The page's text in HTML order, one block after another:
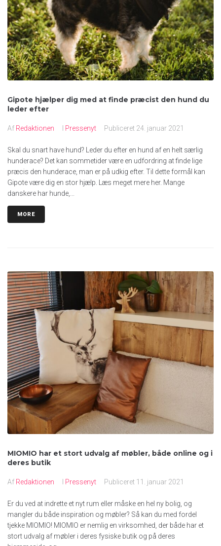
Gipote hjælper dig med at finde præcist den hund du
leder efter
Af Redaktionen I Pressenyt Publiceret 24. januar 2021
Skal du snart have hund? Leder du efter en hund af en helt særlig
hunderace? Det kan sommetider være en udfordring at finde lige
præcis den hunderace, man er på udkig efter. Til dette formål kan
Gipote være dig en stor hjælp. Læs meget mere her. Mange
danskere har hunde,...
MORE
MIOMIO har et stort udvalg af møbler, både online og i
deres butik
Af Redaktionen I Pressenyt Publiceret 11. januar 2021
Er du ved at indrette et nyt rum eller måske en hel ny bolig, og
mangler du både inspiration og møbler? Så kan du med fordel
tjekke MIOMIO! MIOMIO er nemlig en virksomhed, der både har et
stort udvalg af møbler i deres fysiske butik og på deres